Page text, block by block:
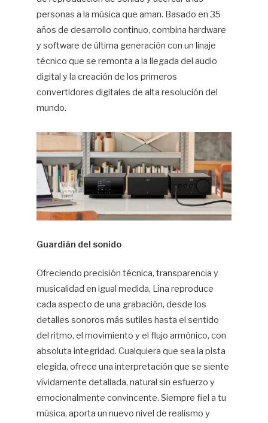
personas a la música que aman. Basado en 35
años de desarrollo continuo, combina hardware
y software de última generación con un linaje
técnico que se remonta a la llegada del audio
digital y la creación de los primeros
convertidores digitales de alta resolución del
mundo.
Guardián del sonido
Ofreciendo precisión técnica, transparencia y
musicalidad en igual medida, Lina reproduce
cada aspecto de una grabación, desde los
detalles sonoros más sutiles hasta el sentido
del ritmo, el movimiento y el flujo armónico, con
absoluta integridad. Cualquiera que sea la pista
elegida, ofrece una interpretación que se siente
vívidamente detallada, natural sin esfuerzo y
emocionalmente convincente. Siempre fiel a tu
música, aporta un nuevo nivel de realismo y